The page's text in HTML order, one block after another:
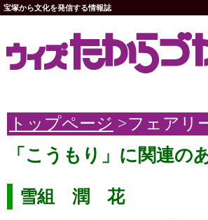
宝塚から文化を発信する情報誌
トップページ >フェアリ
「こうもり」に関連の
雪組 潤 花